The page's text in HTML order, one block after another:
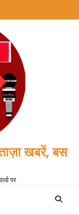
खबरें, बस
पर